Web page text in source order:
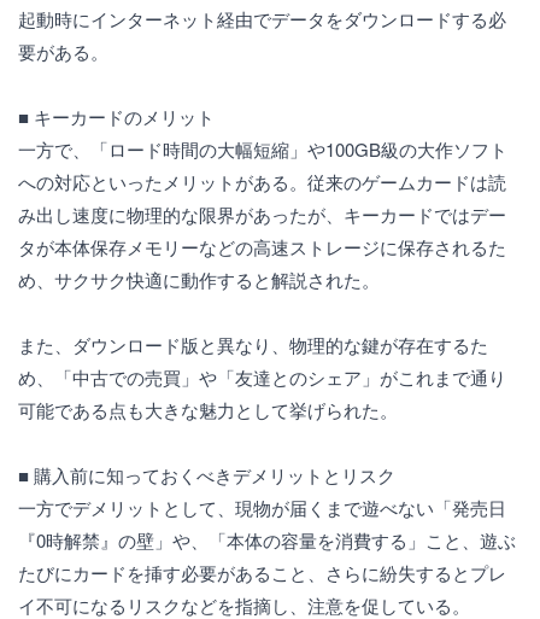
起動時にインターネット経由でデータをダウンロードする必
要がある。
■ キーカードのメリット
一方で、「ロード時間の大幅短縮」や100GB級の大作ソフト
への対応といったメリットがある。従来のゲームカードは読
み出し速度に物理的な限界があったが、キーカードではデー
タが本体保存メモリーなどの高速ストレージに保存されるた
め、サクサク快適に動作すると解説された。
また、ダウンロード版と異なり、物理的な鍵が存在するた
め、「中古での売買」や「友達とのシェア」がこれまで通り
可能である点も大きな魅力として挙げられた。
■ 購入前に知っておくべきデメリットとリスク
一方でデメリットとして、現物が届くまで遊べない「発売日
『0時解禁』の壁」や、「本体の容量を消費する」こと、遊ぶ
たびにカードを挿す必要があること、さらに紛失するとプレ
イ不可になるリスクなどを指摘し、注意を促している。